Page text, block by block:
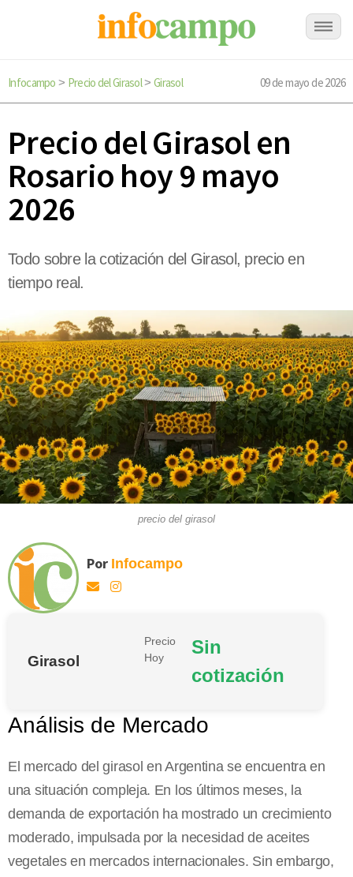
Infocampo > Precio del Girasol> Girasol 09 de mayo de 2026
Precio del Girasol en
Rosario hoy 9 mayo
2026
Todo sobre la cotización del Girasol, precio en
tiempo real.
precio del girasol
Por Infocampo
Girasol
Precio
Hoy
Sin
cotización
Análisis de Mercado
El mercado del girasol en Argentina se encuentra en
una situación compleja. En los últimos meses, la
demanda de exportación ha mostrado un crecimiento
moderado, impulsada por la necesidad de aceites
vegetales en mercados internacionales. Sin embargo,